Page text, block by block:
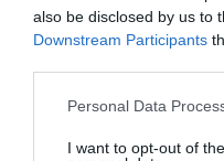
also be disclosed by us to
Downstream Participants
Personal Data
I want to opt-out of